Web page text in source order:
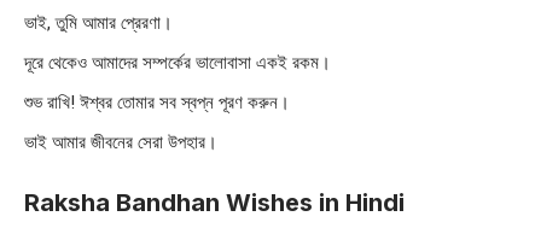
ভাই, তুমি আমার প্রেরণা।
দূরে থেকেও আমাদের সম্পর্কের ভালোবাসা একই রকম।
শুভ রাখি! ঈশ্বর তোমার সব স্বপ্ন পূরণ করুন।
ভাই আমার জীবনের সেরা উপহার।
Raksha Bandhan Wishes in Hindi